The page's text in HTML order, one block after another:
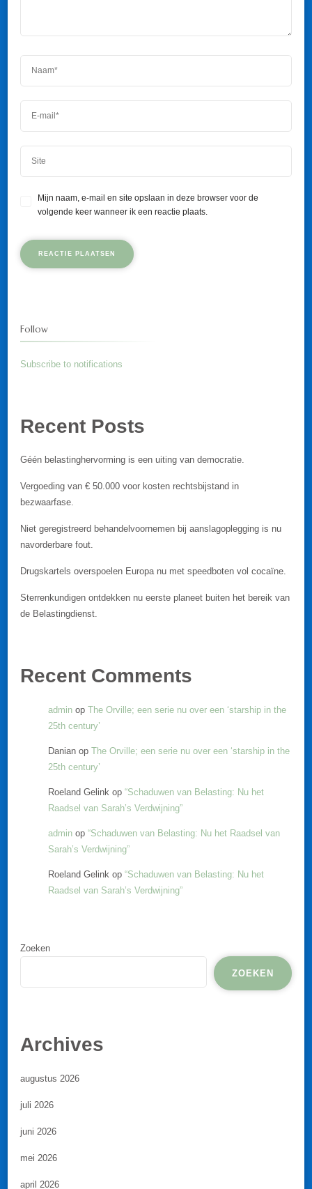
Mijn naam, e-mail en site opslaan in deze browser voor de
volgende keer wanneer ik een reactie plaats.
Follow
Subscribe to notifications
Recent Posts
Géén belastinghervorming is een uiting van democratie.
Vergoeding van € 50.000 voor kosten rechtsbijstand in
bezwaarfase.
Niet geregistreerd behandelvoornemen bij aanslagoplegging is nu
navorderbare fout.
Drugskartels overspoelen Europa nu met speedboten vol cocaïne.
Sterrenkundigen ontdekken nu eerste planeet buiten het bereik van
de Belastingdienst.
Recent Comments
admin op The Orville; een serie nu over een ‘starship in the
25th century’
Danian op The Orville; een serie nu over een ‘starship in the
25th century’
Roeland Gelink op “Schaduwen van Belasting: Nu het
Raadsel van Sarah’s Verdwijning”
admin op “Schaduwen van Belasting: Nu het Raadsel van
Sarah’s Verdwijning”
Roeland Gelink op “Schaduwen van Belasting: Nu het
Raadsel van Sarah’s Verdwijning”
Zoeken
ZOEKEN
Archives
augustus 2026
juli 2026
juni 2026
mei 2026
april 2026